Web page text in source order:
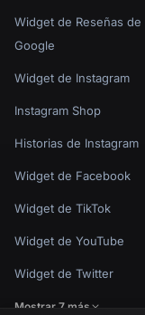
Widget de Reseñas de
Google
Widget de Instagram
Instagram Shop
Historias de Instagram
Widget de Facebook
Widget de TikTok
Widget de YouTube
Widget de Twitter
Mostrar 7 más